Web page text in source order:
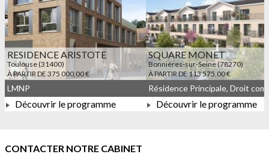
RESIDENCE ARISTOTE
Toulouse (31400)
À PARTIR DE 375 000,00 €
À PARTIR DE 375 000,00 €
LMNP
Découvrir le programme
SQUARE MONET
Bonnières-sur-Seine (78270)
À PARTIR DE 113 575,00 €
Découvrir le programme
CONTACTER NOTRE CABINET